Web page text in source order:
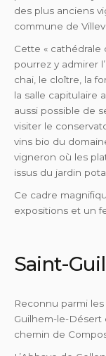
des plus anciens
commune de
Cette « cathédrale
pourrez y admirer
chai, le cloître, la
la salle capitulaire
aussi possible de
visiter le
vins bio du
vigneron où les
issus du jardin
Ce cadre
expositions et un
Saint-
Reconnu parmi
Guilhem-le-Désert
chemin de